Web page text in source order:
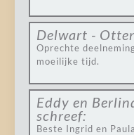
Delwart -
Oprechte
moeilijke tijd.
Eddy en
schreef:
Beste Ingrid en